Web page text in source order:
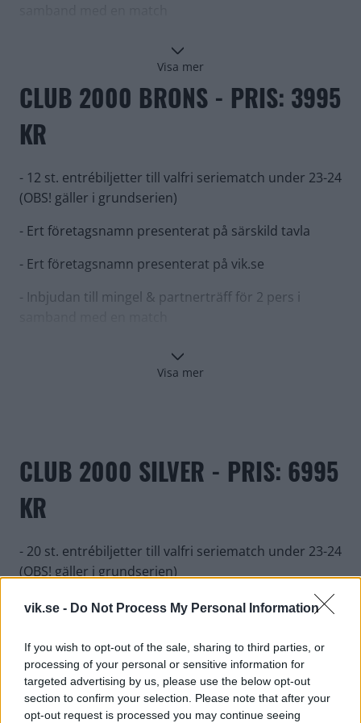
vik.se - Do Not Process My Personal Information
If you wish to opt-out of the sale, sharing to third parties, or
processing of your personal or sensitive information for
targeted advertising by us, please use the below opt-out
section to confirm your selection. Please note that after your
opt-out request is processed you may continue seeing
Dennis Ericson, Västerås IK:
- Sponsorkonsulterna är en lokal aktör som till hör
starta upp detta samarbete med dem och vi tror att
det kan bidra starkt till Gulsvart2024.
Visa mer
CLUB 2000 BRONS - PRIS: 3995
KR
- 12 st. entrébiljetter till valfri seriematch under 23-24
(OBS! gäller i grundserien)
- Ert företagsnamn presenterat på särskild tavla
- Ert företagsnamn presenterat på vik.se
- Inbjudan till mingel & partnerträff för 2 pers i
Visa mer
CLUB 2000 SILVER - PRIS: 6995
KR
- 20 st. entrébiljetter till valfri seriematch under 23-24
(OBS! gäller i grundserien)
- Er företagslogga presenterat på särskild tavla
- Inbjudan till mingel & partnerträff för 2 pers i
samband med en match